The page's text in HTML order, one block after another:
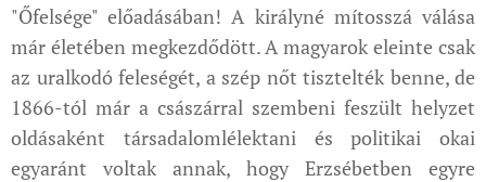
"Őfelsége" előadásában! A királyné mítosszá válása
már életében megkezdődött. A magyarok eleinte csak
az uralkodó feleségét, a szép nőt tisztelték benne, de
1866-tól már a császárral szembeni feszült helyzet
oldásaként társadalomlélektani és politikai okai
egyaránt voltak annak, hogy Erzsébetben egyre